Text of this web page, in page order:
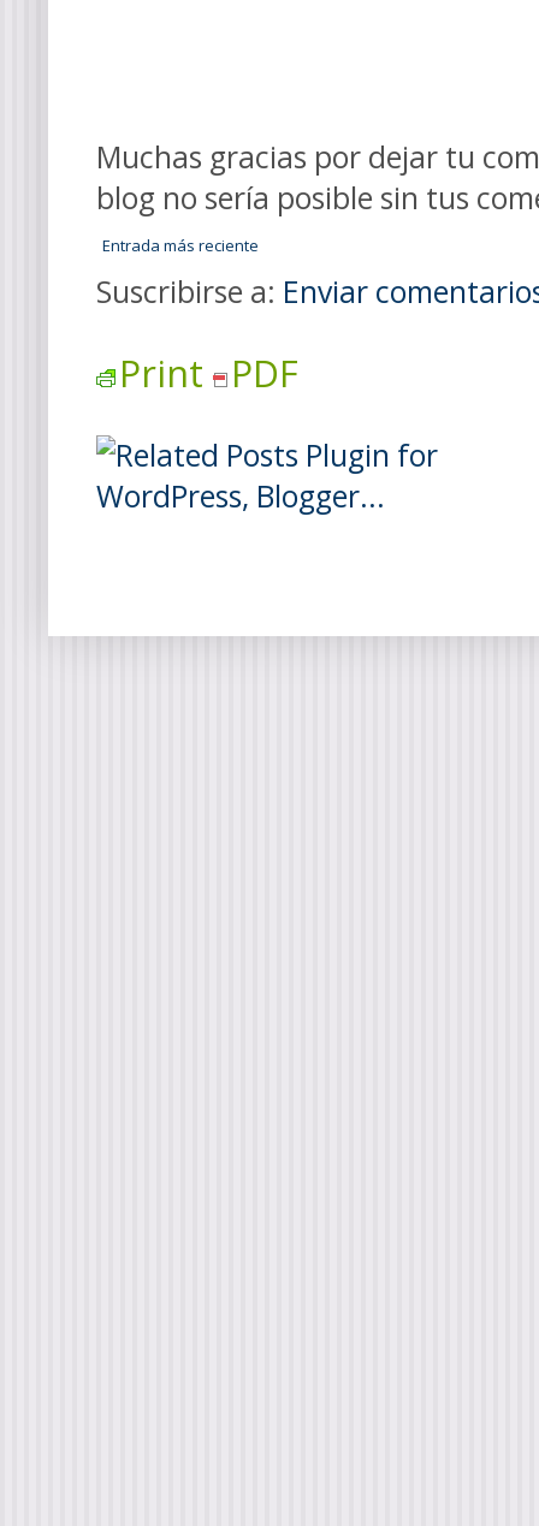
Muchas gracias por dejar tu
blog no sería posible sin tus
Entrada más reciente
Suscribirse a: Enviar
Print PDF